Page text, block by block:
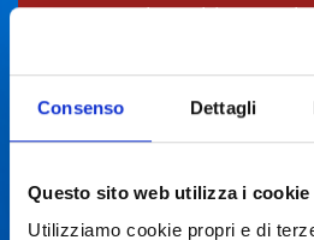
Consenso Dettagli
Questo sito web utilizza i cookie
Utilizziamo cookie propri e di
Events may be subject to
contact organizers before